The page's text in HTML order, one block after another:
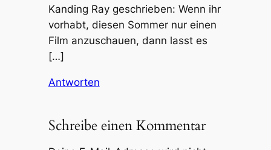
Kanding Ray geschrieben: Wenn ihr
vorhabt, diesen Sommer nur einen
Film anzuschauen, dann lasst es
[…]
Antworten
Schreibe einen Kommentar